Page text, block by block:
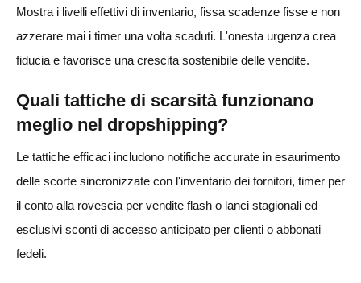
Mostra i livelli effettivi di inventario, fissa scadenze fisse e non
azzerare mai i timer una volta scaduti. L'onesta urgenza crea
fiducia e favorisce una crescita sostenibile delle vendite.
Quali tattiche di scarsità funzionano
meglio nel dropshipping?
Le tattiche efficaci includono notifiche accurate in esaurimento
delle scorte sincronizzate con l'inventario dei fornitori, timer per
il conto alla rovescia per vendite flash o lanci stagionali ed
esclusivi sconti di accesso anticipato per clienti o abbonati
fedeli.